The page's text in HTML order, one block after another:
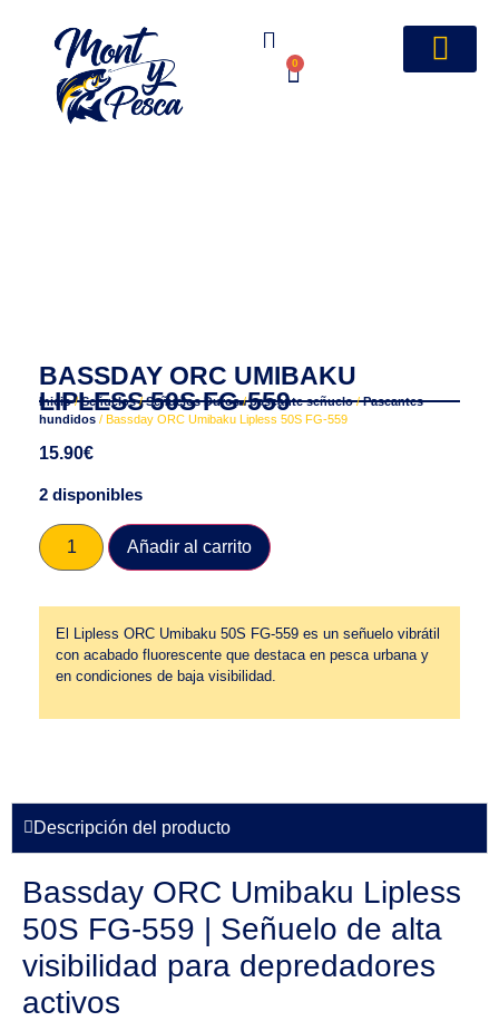
0
BASSDAY ORC UMIBAKU
LIPLESS 50S FG-559
Inicio/Señuelos/Señuelos Duros/paseante señuelo/Paseantes
hundidos / Bassday ORC Umibaku Lipless 50S FG-559
15.90€
2 disponibles
Añadir al carrito
El Lipless ORC Umibaku 50S FG-559 es un señuelo vibrátil
con acabado fluorescente que destaca en pesca urbana y
en condiciones de baja visibilidad.
Descripción del producto
Bassday ORC Umibaku Lipless
50S FG-559 | Señuelo de alta
visibilidad para depredadores
activos